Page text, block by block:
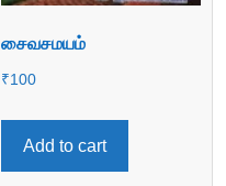
சைவசமயம்
₹100
Add to cart